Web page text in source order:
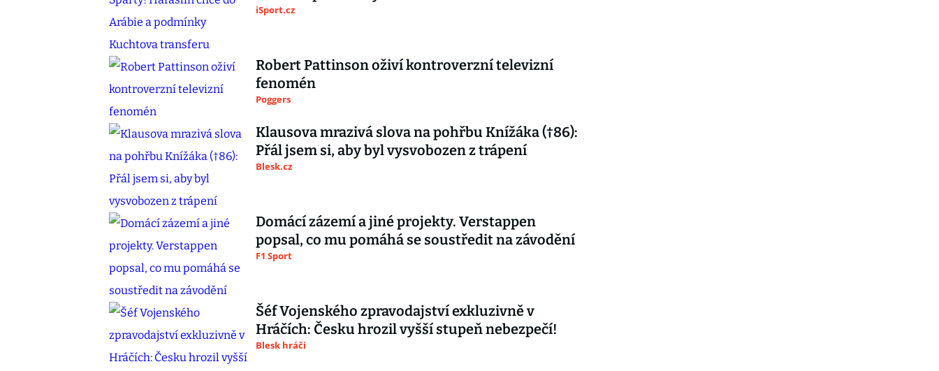
iSport.cz
Robert Pattinson oživí kontroverzní televizní
fenomén
Poggers
Klausova mrazivá slova na pohřbu Knížáka (†86):
Přál jsem si, aby byl vysvobozen z trápení
Blesk.cz
Domácí zázemí a jiné projekty. Verstappen
popsal, co mu pomáhá se soustředit na závodění
F1 Sport
Šéf Vojenského zpravodajství exkluzivně v
Hráčích: Česku hrozil vyšší stupeň nebezpečí!
Blesk hráči